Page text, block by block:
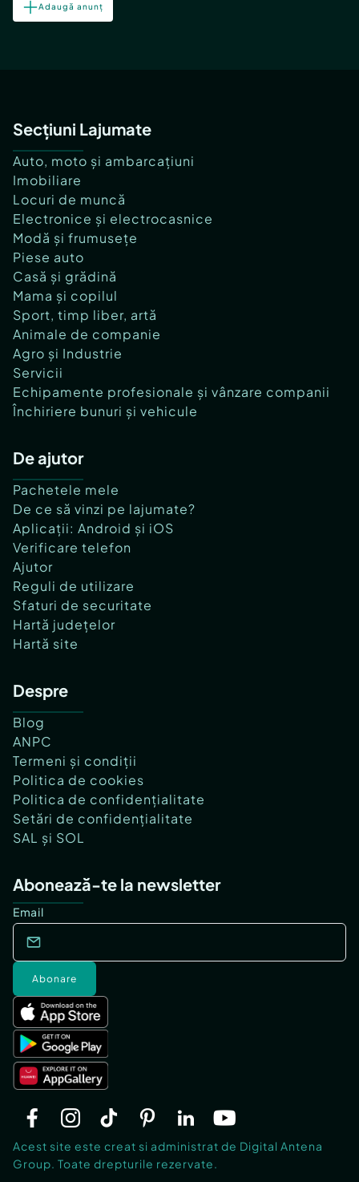
Adaugă anunț
Secțiuni Lajumate
Auto, moto și ambarcațiuni
Imobiliare
Locuri de muncă
Electronice și electrocasnice
Modă și frumusețe
Piese auto
Casă și grădină
Mama și copilul
Sport, timp liber, artă
Animale de companie
Agro și Industrie
Servicii
Echipamente profesionale și vânzare companii
Închiriere bunuri și vehicule
De ajutor
Pachetele mele
De ce să vinzi pe lajumate?
Aplicații: Android și iOS
Verificare telefon
Ajutor
Reguli de utilizare
Sfaturi de securitate
Hartă județelor
Hartă site
Despre
Blog
ANPC
Termeni și condiții
Politica de cookies
Politica de confidențialitate
Setări de confidențialitate
SAL și SOL
Abonează-te la newsletter
Email
Abonare
Acest site este creat si administrat de Digital Antena
Group. Toate drepturile rezervate.